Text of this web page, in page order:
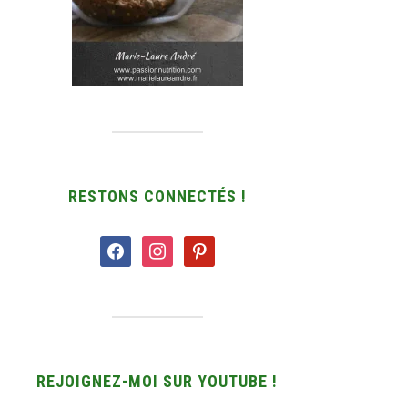
RESTONS CONNECTÉS !
facebookinstagrampinterest
REJOIGNEZ-MOI SUR YOUTUBE !